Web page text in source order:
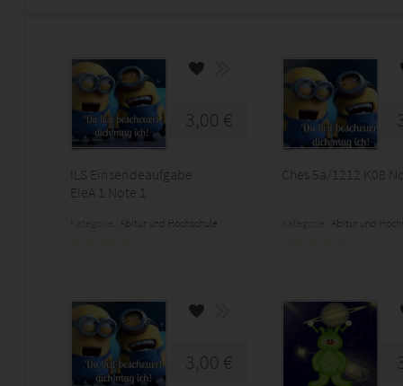
3,00 €
ILS Einsendeaufgabe
EleA 1 Note 1
Abitur und Hochschule
Ches 5a/1212 K08
Abitur und
3,00 €